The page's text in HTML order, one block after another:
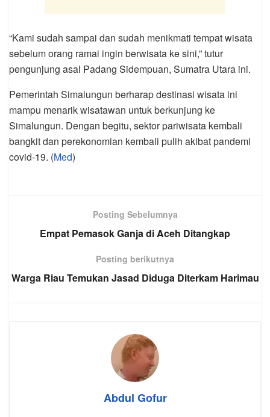
“Kami sudah sampai dan sudah menikmati tempat wisata
sebelum orang ramai ingin berwisata ke sini,” tutur
pengunjung asal Padang Sidempuan, Sumatra Utara ini.
Pemerintah Simalungun berharap destinasi wisata ini
mampu menarik wisatawan untuk berkunjung ke
Simalungun. Dengan begitu, sektor pariwisata kembali
bangkit dan perekonomian kembali pulih akibat pandemi
covid-19. (Med)
Posting Sebelumnya
Empat Pemasok Ganja di Aceh Ditangkap
Posting berikutnya
Warga Riau Temukan Jasad Diduga Diterkam Harimau
Abdul Gofur